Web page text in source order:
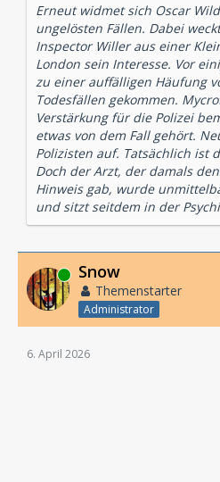
Erneut widmet sich Oscar
ungelösten Fällen. Dabei
Inspector Willer aus einer
London sein Interesse. Vor
zu einer auffälligen Häufung
Todesfällen gekommen.
Verstärkung für die Polizei
etwas von dem Fall gehört.
Polizisten auf. Tatsächlich ist
Doch der Arzt, der damals
Hinweis gab, wurde
und sitzt seitdem in der
Online Snow
Themenstarter
Administrator
6. April 2026